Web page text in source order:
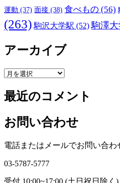
運動 (37) 面接 (38) 食べもの (56)
(263) 駒沢大学駅 (52) 駒澤大
アーカイブ
ア
カ
イ
ブ
最近のコメント
お問い合わせ
電話またはメールでお問い合わ
03-5787-5777